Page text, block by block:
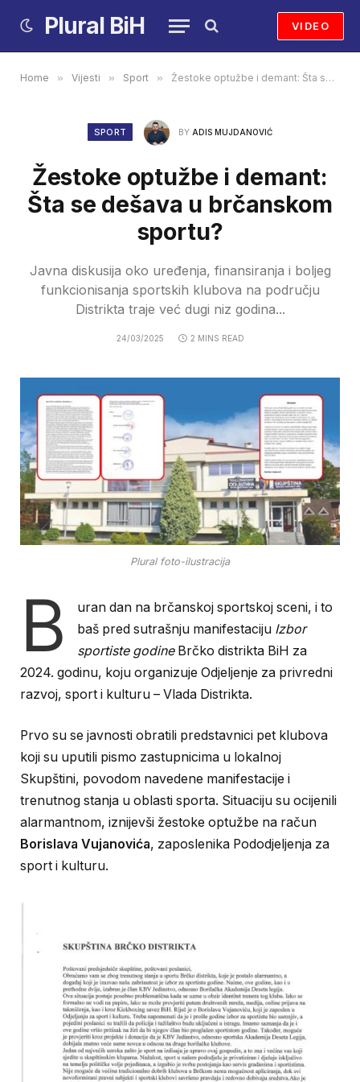
Plural BiH VIDEO
Home » Vijesti » Sport » Žestoke optužbe i demant: Šta se dešava u brčanskom sportu?
SPORT BY ADIS MUJDANOVIĆ
Žestoke optužbe i demant:
Šta se dešava u brčanskom
sportu?
Javna diskusija oko uređenja, finansiranja i boljeg
funkcionisanja sportskih klubova na području
Distrikta traje već dugi niz godina...
24/03/2025 2 MINS READ
Plural foto-ilustracija
B
uran dan na brčanskoj sportskoj sceni, i to
baš pred sutrašnju manifestaciju Izbor
sportiste godineBrčko distrikta BiH za
2024. godinu, koju organizuje Odjeljenje za privredni
razvoj, sport i kulturu – Vlada Distrikta.
Prvo su se javnosti obratili predstavnici pet klubova
koji su uputili pismo zastupnicima u lokalnoj
Skupštini, povodom navedene manifestacije i
trenutnog stanja u oblasti sporta. Situaciju su ocijenili
alarmantnom, iznijevši žestoke optužbe na račun
Borislava Vujanovića, zaposlenika Pododjeljenja za
sport i kulturu.